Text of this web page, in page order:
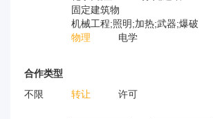
固定建筑物
机械工程;照明;加热;武器;爆破
物理
电学
合作类型
不限
转让 许可